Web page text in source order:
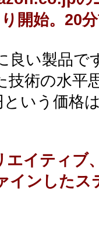
開始。20
良い製品で
技術の水
という価格
エイティブ
インしたス